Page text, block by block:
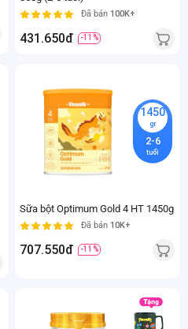
Đã bán 100K+
431.650đ -11%
1450
gr
2-6
tuổi
Sữa bột Optimum Gold 4 HT 1450g
Đã bán 10K+
707.550đ -11%